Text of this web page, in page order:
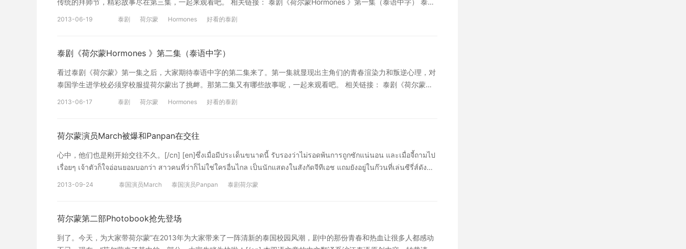
传统的拜师节，精彩故事尽在第三集，一起来观看吧。 相关链接： 泰剧《荷尔蒙Hormones 》第一集（泰语中字） 泰剧
2013-06-19 泰剧 荷尔蒙 Hormones 好看的泰剧
泰剧《荷尔蒙Hormones 》第二集（泰语中字）
看过泰剧《荷尔蒙》第一集之后，大家期待泰语中字的第二集来了。第一集就显现出主角们的青春渲染力和叛逆心理，对
泰国学生进学校必须穿校服提荷尔蒙出了挑衅。那第二集又有哪些故事呢，一起来观看吧。 相关链接： 泰剧《荷尔蒙
2013-06-17 泰剧 荷尔蒙 Hormones 好看的泰剧
荷尔蒙演员March被爆和Panpan在交往
心中，他们也是刚开始交往不久。[/cn] [en]ซึ่งเมื่อมีประเด็นขนาดนี้ รับรองว่าไม่รอดพ้นการถูกซักแน่นอน และเมื่อจี้ถามไป
เรื่อยๆ เจ้าตัวก็ใจอ่อนยอมบอกว่า สาวคนที่ว่าก็ไม่ใช่ใครอื่นไกล เป็นนักแสดงในสังกัดจีทีเอช แถมยังอยู่ในก๊วนที่เล่นซีรี่ส์ดัง
2013-09-24 泰国演员March 泰国演员Panpan 泰剧荷尔蒙
荷尔蒙第二部Photobook抢先登场
到了。今天，为大家带荷尔蒙”在2013年为大家带来了一阵清新的泰国校园风潮，剧中的那份青春和热血让很多人都感动